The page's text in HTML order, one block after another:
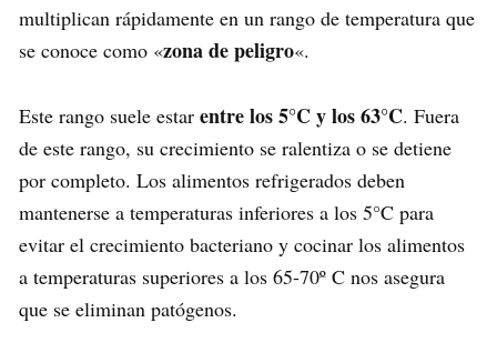
multiplican rápidamente en un rango de temperatura que
se conoce como «zona de peligro«.
Este rango suele estar entre los 5°C y los 63°C. Fuera
de este rango, su crecimiento se ralentiza o se detiene
por completo. Los alimentos refrigerados deben
mantenerse a temperaturas inferiores a los 5°C para
evitar el crecimiento bacteriano y cocinar los alimentos
a temperaturas superiores a los 65-70º C nos asegura
que se eliminan patógenos.